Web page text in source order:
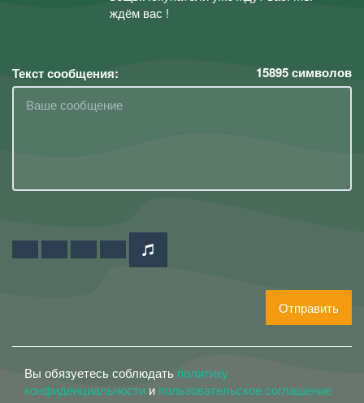
ждём вас !
Текст сообщения: 15895символов
Отправить
Вы обязуетесь соблюдать политику
конфиденциальности и пользовательское соглашение